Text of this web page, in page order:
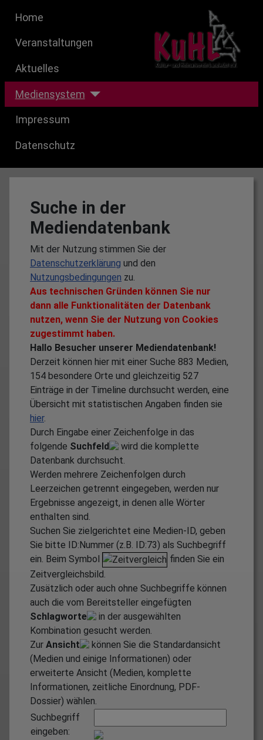
Home
Veranstaltungen
Aktuelles
Mediensystem
Impressum
Datenschutz
Suche in der
Mediendatenbank
Mit der Nutzung stimmen Sie der
Datenschutzerklärung und den
Nutzungsbedingungen zu.
Aus technischen Gründen können Sie nur
dann alle Funktionalitäten der Datenbank
nutzen, wenn Sie der Nutzung von Cookies
zugestimmt haben.
Hallo Besucher unserer Mediendatenbank!
Derzeit können hier mit einer Suche 883 Medien,
154 besondere Orte und gleichzeitig 527
Einträge in der Timeline durchsucht werden, eine
Übersicht mit statistischen Angaben finden sie
hier.
Durch Eingabe einer Zeichenfolge in das
folgende Suchfeld
wird die komplette
Datenbank durchsucht.
Werden mehrere Zeichenfolgen durch
Leerzeichen getrennt eingegeben, werden nur
Ergebnisse angezeigt, in denen alle Wörter
enthalten sind.
Suchen Sie zielgerichtet eine Medien-ID, geben
Sie bitte ID:Nummer (z.B. ID:73) als Suchbegriff
ein. Beim Symbol
finden Sie ein
Zeitvergleichsbild.
Zusätzlich oder auch ohne Suchbegriffe können
auch die vom Bereitsteller eingefügten
Schlagworte
in der ausgewählten
Kombination gesucht werden.
Zur Ansicht
können Sie die Standardansicht
(Medien und einige Informationen) oder
erweiterte Ansicht (Medien, komplette
Informationen, zeitliche Einordnung, PDF-
Dossier) wählen.
Suchbegriff
eingeben: